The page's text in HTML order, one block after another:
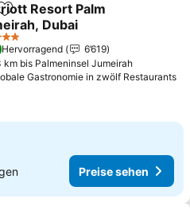
Zu Favoriten hinzufügen
Resort Palm
Dubai
Hervorragend
6’619
km bis Palmeninsel Jumeirah
Gastronomie in zwölf Restaurants
Preise sehen